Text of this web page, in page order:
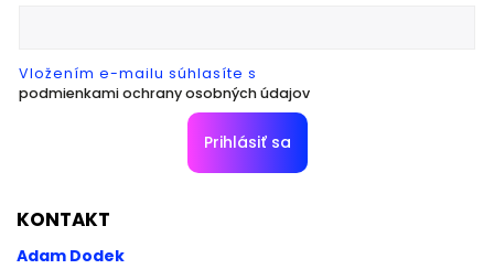
Vložením e-mailu súhlasíte s
podmienkami ochrany osobných údajov
Prihlásiť sa
KONTAKT
Adam Dodek